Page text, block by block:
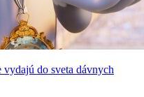
do sveta dávnych